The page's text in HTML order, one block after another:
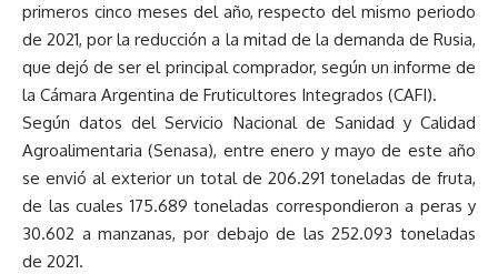
primeros cinco meses del año, respecto del mismo periodo
de 2021, por la reducción a la mitad de la demanda de Rusia,
que dejó de ser el principal comprador, según un informe de
la Cámara Argentina de Fruticultores Integrados (CAFI).
Según datos del Servicio Nacional de Sanidad y Calidad
Agroalimentaria (Senasa), entre enero y mayo de este año
se envió al exterior un total de 206.291 toneladas de fruta,
de las cuales 175.689 toneladas correspondieron a peras y
30.602 a manzanas, por debajo de las 252.093 toneladas
de 2021.